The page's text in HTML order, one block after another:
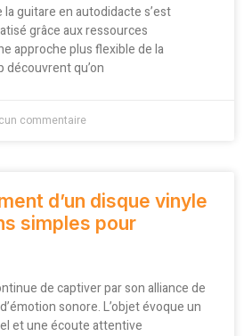
la guitare en autodidacte s’est
grâce aux ressources
approche plus flexible de la
découvrent qu’on
commentaire
d’un disque vinyle
simples pour
de captiver par son alliance de
sonore. L’objet évoque un
et une écoute attentive